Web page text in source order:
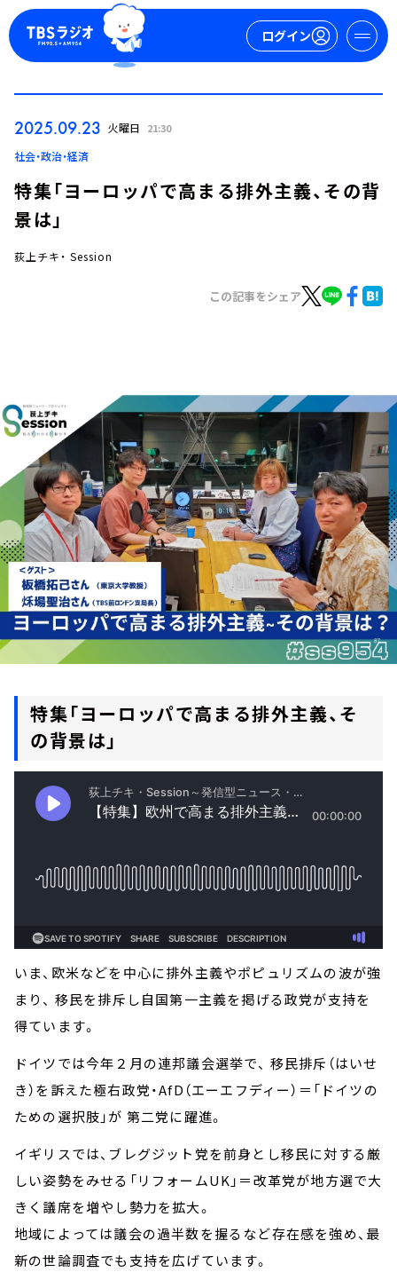
ログイン
お知らせ
イベント・グッズ
YouTube
会社情報
2025.09.23 火曜日 21:30
社会・政治・経済
特集「ヨーロッパで高まる排外主義、その背
景は」
荻上チキ・ Session
この記事をシェア
特集「ヨーロッパで高まる排外主義、そ
の背景は」
いま、欧米などを中心に排外主義やポピュリズムの波が強
まり、 移民を排斥し自国第一主義を掲げる政党が支持を
得ています。
ドイツでは今年２月の連邦議会選挙で、 移民排斥（はいせ
き）を訴えた極右政党・AfD（エーエフディー）＝「ドイツの
ための選択肢」が 第二党に躍進。
イギリスでは、ブレグジット党を前身とし移民に対する厳
しい姿勢をみせる「リフォームUK」＝改革党が地方選で大
きく議席を増やし勢力を拡大。
地域によっては議会の過半数を握るなど存在感を強め、最
新の世論調査でも支持を広げています。